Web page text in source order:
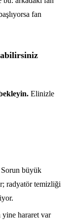
fan
Elinizle
büyük
radyatör temizliği
yine hararet var